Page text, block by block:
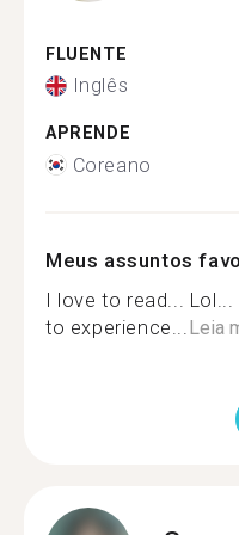
FLUENTE
Inglês
APRENDE
Coreano
Meus assuntos
I love to read...
to experience... Leia